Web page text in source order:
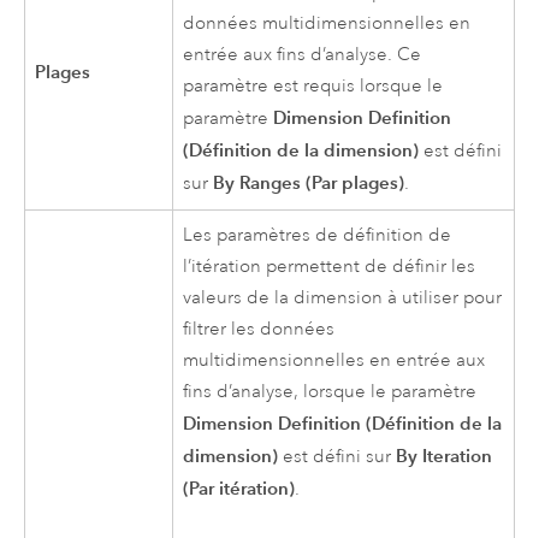
Plages
données multidimensionnelles en
entrée aux fins d’analyse. Ce
paramètre est requis lorsque le
paramètre Dimension Definition
(Définition de la dimension) est défini
sur By Ranges (Par plages).
Les paramètres de définition de
l’itération permettent de définir les
valeurs de la dimension à utiliser pour
filtrer les données
multidimensionnelles en entrée aux
fins d’analyse, lorsque le paramètre
Dimension Definition (Définition de la
dimension) est défini sur By Iteration
(Par itération).